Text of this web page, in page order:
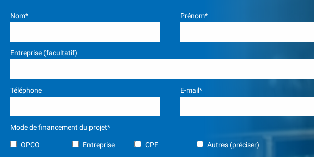
Nom* Prénom*
Entreprise (facultatif)
Téléphone E-mail*
Mode de financement du projet*
OPCO Entreprise CPF Autres (préciser)